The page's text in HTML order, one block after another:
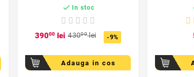
 In stoc
39000 lei 43000lei -9%
Adauga in cos